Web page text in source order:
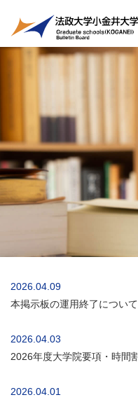
2026.04.09
本掲示板の運用終了について
2026.04.03
2026年度大学院要項・時間
2026.04.01